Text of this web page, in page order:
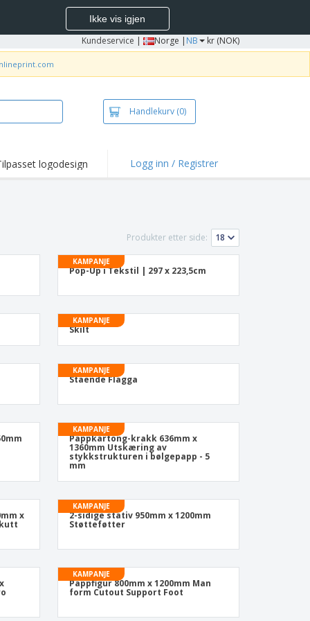
Ikke vis igjen
Kundeservice | Norge | NB kr (NOK)
Handlekurv (0)
logodesign Logg inn / Registrer
Produkter etter side:
KAMPANJE
Pop-Up i Tekstil | 297 x 223,5cm
KAMPANJE
Skilt
KAMPANJE
Stående Flagga
KAMPANJE
Pappkartong-krakk 636mm x
1360mm Utskæring av
stykkstrukturen i bølgepapp - 5
mm
x
KAMPANJE
2-sidige stativ 950mm x 1200mm
Støtteføtter
KAMPANJE
Pappfigur 800mm x 1200mm Man
form Cutout Support Foot